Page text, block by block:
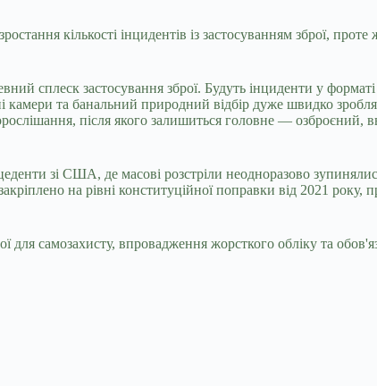
кількості інцидентів із застосуванням зброї,
сплеск застосування зброї. Будуть інциденти у
та банальний природний відбір дуже швидко
після якого залишиться головне — озброєний,
зі США, де масові розстріли неодноразово
на рівні конституційної поправки від 2021 року,
для самозахисту, впровадження жорсткого обліку та